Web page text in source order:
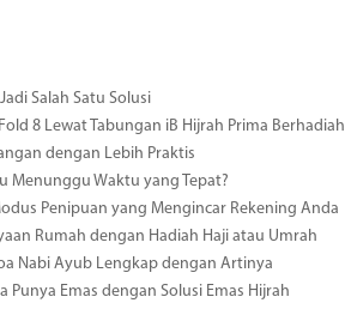
Salah Satu Solusi
8 Lewat Tabungan iB Hijrah Prima Berhadiah
dengan Lebih Praktis
Menunggu Waktu yang Tepat?
Penipuan yang Mengincar Rekening Anda
Rumah dengan Hadiah Haji atau Umrah
Nabi Ayub Lengkap dengan Artinya
Punya Emas dengan Solusi Emas Hijrah